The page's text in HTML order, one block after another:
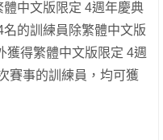
中文版限定 4週年慶典
的訓練員除繁體中文版
獲得繁體中文版限定 4週
賽事的訓練員，均可獲